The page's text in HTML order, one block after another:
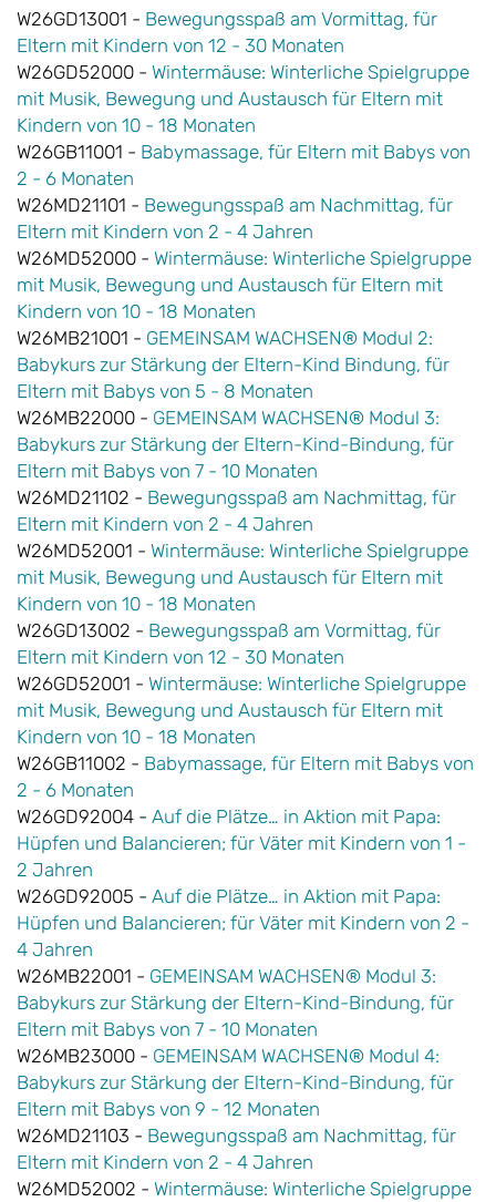
W26GD13001 - Bewegungsspaß am Vormittag, für
Eltern mit Kindern von 12 - 30 Monaten
W26GD52000 - Wintermäuse: Winterliche Spielgruppe
mit Musik, Bewegung und Austausch für Eltern mit
Kindern von 10 - 18 Monaten
W26GB11001 - Babymassage, für Eltern mit Babys von
2 - 6 Monaten
W26MD21101 - Bewegungsspaß am Nachmittag, für
Eltern mit Kindern von 2 - 4 Jahren
W26MD52000 - Wintermäuse: Winterliche Spielgruppe
mit Musik, Bewegung und Austausch für Eltern mit
Kindern von 10 - 18 Monaten
W26MB21001 - GEMEINSAM WACHSEN® Modul 2:
Babykurs zur Stärkung der Eltern-Kind Bindung, für
Eltern mit Babys von 5 - 8 Monaten
W26MB22000 - GEMEINSAM WACHSEN® Modul 3:
Babykurs zur Stärkung der Eltern-Kind-Bindung, für
Eltern mit Babys von 7 - 10 Monaten
W26MD21102 - Bewegungsspaß am Nachmittag, für
Eltern mit Kindern von 2 - 4 Jahren
W26MD52001 - Wintermäuse: Winterliche Spielgruppe
mit Musik, Bewegung und Austausch für Eltern mit
Kindern von 10 - 18 Monaten
W26GD13002 - Bewegungsspaß am Vormittag, für
Eltern mit Kindern von 12 - 30 Monaten
W26GD52001 - Wintermäuse: Winterliche Spielgruppe
mit Musik, Bewegung und Austausch für Eltern mit
Kindern von 10 - 18 Monaten
W26GB11002 - Babymassage, für Eltern mit Babys von
2 - 6 Monaten
W26GD92004 - Auf die Plätze… in Aktion mit Papa:
Hüpfen und Balancieren; für Väter mit Kindern von 1 -
2 Jahren
W26GD92005 - Auf die Plätze… in Aktion mit Papa:
Hüpfen und Balancieren; für Väter mit Kindern von 2 -
4 Jahren
W26MB22001 - GEMEINSAM WACHSEN® Modul 3:
Babykurs zur Stärkung der Eltern-Kind-Bindung, für
Eltern mit Babys von 7 - 10 Monaten
W26MB23000 - GEMEINSAM WACHSEN® Modul 4:
Babykurs zur Stärkung der Eltern-Kind-Bindung, für
Eltern mit Babys von 9 - 12 Monaten
W26MD21103 - Bewegungsspaß am Nachmittag, für
Eltern mit Kindern von 2 - 4 Jahren
W26MD52002 - Wintermäuse: Winterliche Spielgruppe